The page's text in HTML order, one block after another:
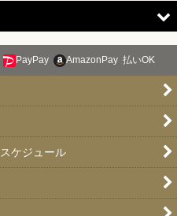
】
PayPay AmazonPay 払いOK
ケジュール